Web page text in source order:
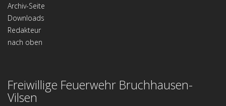
Archiv-Seite
Downloads
Redakteur
nach oben
Freiwillige Feuerwehr Bruchhausen-
Vilsen